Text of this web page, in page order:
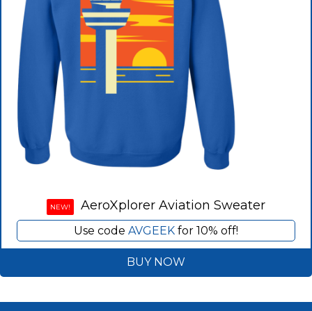
NEW! AeroXplorer Aviation Sweater
Use code AVGEEKfor 10% off!
BUY NOW